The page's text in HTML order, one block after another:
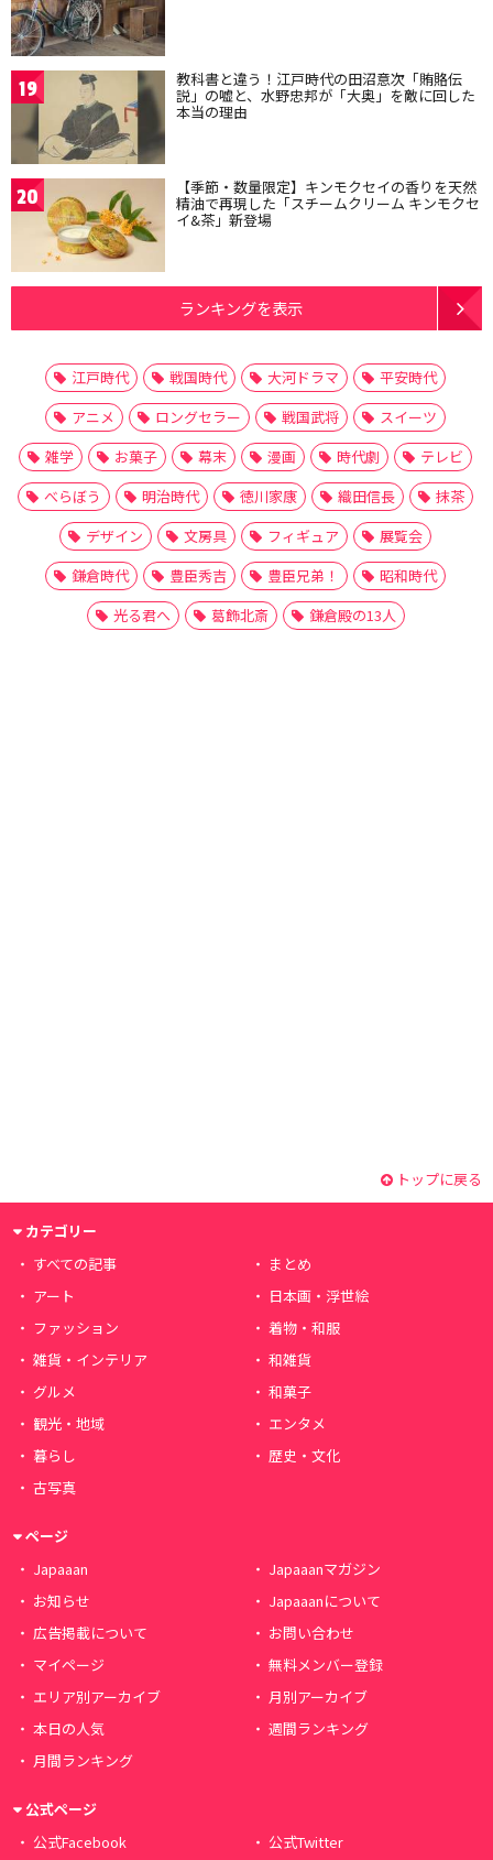
19 教科書と違う！江戸時代の田沼意次「賄賂伝
説」の嘘と、水野忠邦が「大奥」を敵に回した
本当の理由
20 【季節・数量限定】キンモクセイの香りを天然
精油で再現した「スチームクリーム キンモクセ
イ&茶」新登場
ランキングを表示
江戸時代 戦国時代 大河ドラマ
平安時代
アニメ
ロングセラー 戦国武将
スイーツ
雑学
お菓子 幕末 漫画 時代劇
テレビ
べらぼう
明治時代 徳川家康 織田信長
抹茶
デザイン
文房具 フィギュア
展覧会
鎌倉時代
豊臣秀吉 豊臣兄弟！
昭和時代
光る君へ
葛飾北斎 鎌倉殿の13人
トップに戻る
カテゴリー
すべての記事
まとめ
アート
日本画・浮世絵
ファッション
着物・和服
雑貨・インテリア
和雑貨
グルメ
和菓子
観光・地域
エンタメ
暮らし
歴史・文化
古写真
ページ
Japaaan
Japaaanマガジン
お知らせ
Japaaanについて
広告掲載について
お問い合わせ
マイページ
無料メンバー登録
エリア別アーカイブ
月別アーカイブ
本日の人気
週間ランキング
月間ランキング
公式ページ
公式Facebook
公式Twitter